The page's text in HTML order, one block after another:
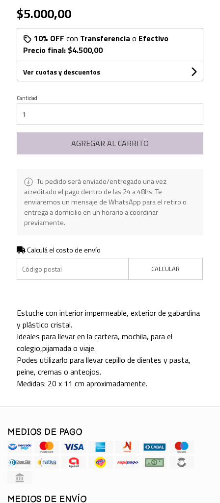
$5.000,00
10% OFF con Transferencia o Efectivo
Precio final: $4.500,00
Ver cuotas y descuentos
Cantidad
AGREGAR AL CARRITO
Tu pedido será enviado/entregado una vez
acreditado el pago dentro de las 24 a 48hs. Te
enviaremos un mensaje de WhatsApp para el retiro o
entrega a domicilio en un horario a coordinar
previamente.
Calculá el costo de envío
CALCULAR
Estuche con interior impermeable, exterior de gabardina
y plástico cristal.
Ideales para llevar en la cartera, mochila, para el
colegio,pijamada o viaje.
Podes utilizarlo para llevar cepillo de dientes y pasta,
peine, cremas o anteojos.
Medidas: 20 x 11 cm aproximadamente.
MEDIOS DE PAGO
MEDIOS DE ENVÍO